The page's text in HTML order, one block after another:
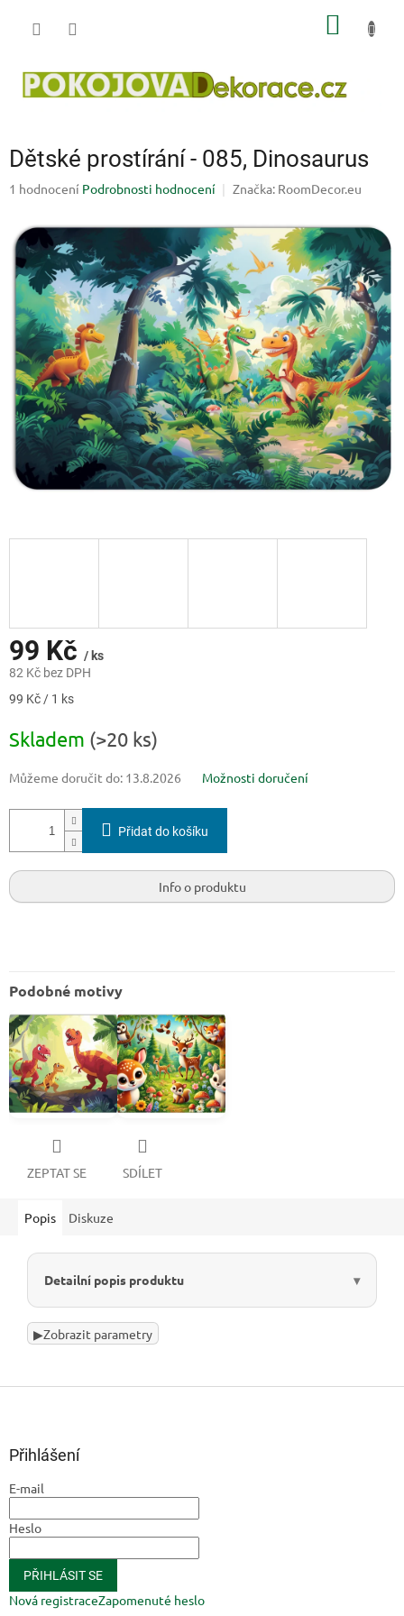
Dětské prostírání - 085, Dinosaurus
Průměrné
produktu
je
5,0
hvězdiček.
1 hodnocení Podrobnosti hodnocení Značka: RoomDecor.eu
99 Kč / ks
82 Kč bez DPH
Měrná
99 Kč / 1 ks
Skladem (>20 ks)
Můžeme doručit do: 13.8.2026 Možnosti doručení
Přidat do košíku
Info o produktu
Podobné motivy
ZEPTAT SE SDÍLET
Popis Diskuze
Detailní popis produktu
▶Zobrazit parametry
Přihlášení
E-mail
Heslo
PŘIHLÁSIT SE
Nová registraceZapomenuté heslo